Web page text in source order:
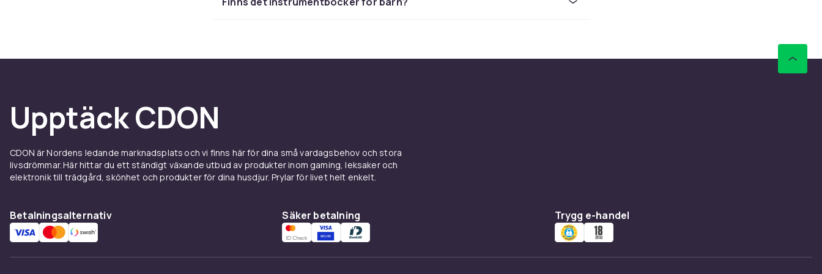
Upptäck CDON
CDON är Nordens ledande marknadsplats och vi finns här för dina små vardagsbehov och stora
livsdrömmar. Här hittar du ett ständigt växande utbud av produkter inom gaming, leksaker och
elektronik till trädgård, skönhet och produkter för dina husdjur. Prylar för livet helt enkelt.
Betalningsalternativ Säker betalning Trygg e-handel